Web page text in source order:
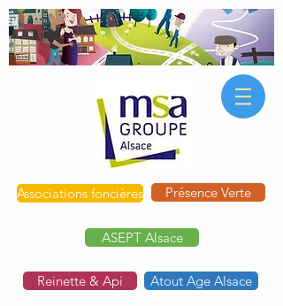
Associations foncières Présence Verte
ASEPT Alsace
Reinette & Api Atout Age Alsace